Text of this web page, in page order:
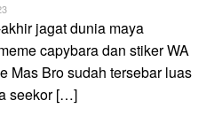
jagat dunia maya
capybara dan stiker WA
Mas Bro sudah tersebar luas
seekor […]